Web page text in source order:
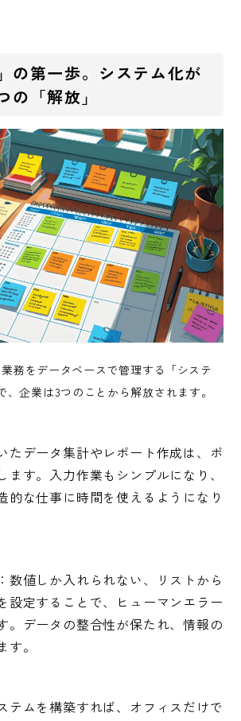
の第一歩。システム化が
の「解放」
務をデータベースで管理する「システ
、企業は3つのことから解放されます。
たデータ集計やレポート作成は、ボ
ます。入力作業もシンプルになり、
的な仕事に時間を使えるようになり
数値しか入れられない、リストから
設定することで、ヒューマンエラー
。データの整合性が保たれ、情報の
。
テムを構築すれば、オフィスだけで